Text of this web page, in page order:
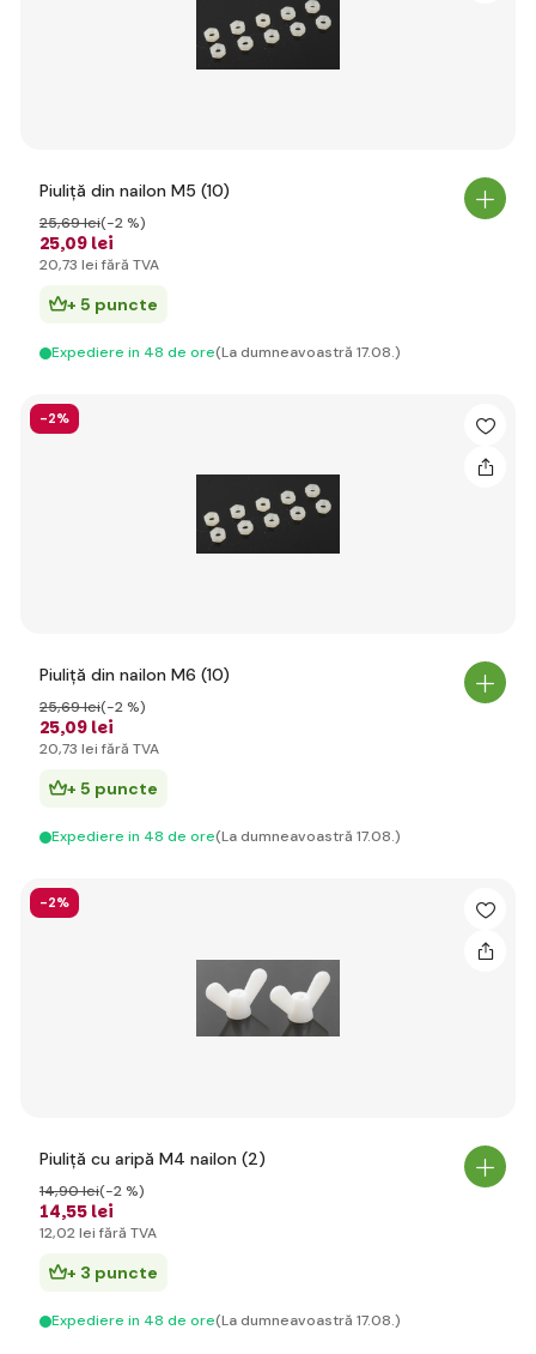
Piuliță din nailon M5 (10)
25,09 lei
25,69 lei(-2 %)
20,73 lei fără TVA
+ 5 puncte
Expediere in 48 de ore(La dumneavoastră 17.08.)
-2%
Piuliță din nailon M6 (10)
25,09 lei
25,69 lei(-2 %)
20,73 lei fără TVA
+ 5 puncte
Expediere in 48 de ore(La dumneavoastră 17.08.)
-2%
Piuliță cu aripă M4 nailon (2)
14,55 lei
14,90 lei(-2 %)
12,02 lei fără TVA
+ 3 puncte
Expediere in 48 de ore(La dumneavoastră 17.08.)